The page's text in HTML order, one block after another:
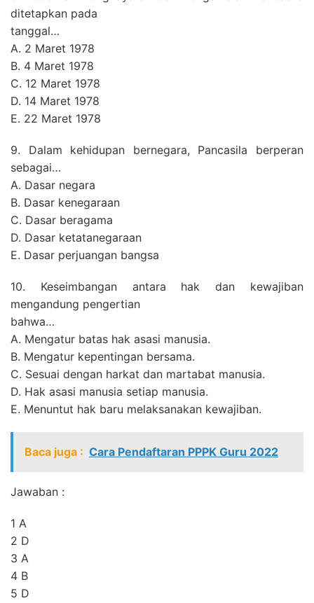
Blog
ditetapkan pada
tanggal…
A. 2 Maret 1978
B. 4 Maret 1978
C. 12 Maret 1978
D. 14 Maret 1978
E. 22 Maret 1978
9. Dalam kehidupan bernegara, Pancasila berperan
sebagai…
A. Dasar negara
B. Dasar kenegaraan
C. Dasar beragama
D. Dasar ketatanegaraan
E. Dasar perjuangan bangsa
10. Keseimbangan antara hak dan kewajiban
mengandung pengertian
bahwa…
A. Mengatur batas hak asasi manusia.
B. Mengatur kepentingan bersama.
C. Sesuai dengan harkat dan martabat manusia.
D. Hak asasi manusia setiap manusia.
E. Menuntut hak baru melaksanakan kewajiban.
Baca juga : Cara Pendaftaran PPPK Guru 2022
Jawaban :
1 A
2 D
3 A
4 B
5 D